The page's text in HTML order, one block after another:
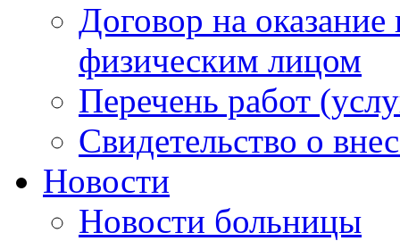
Договор на
физическим лицом
Перечень работ
Свидетельство о
Новости
Новости больницы